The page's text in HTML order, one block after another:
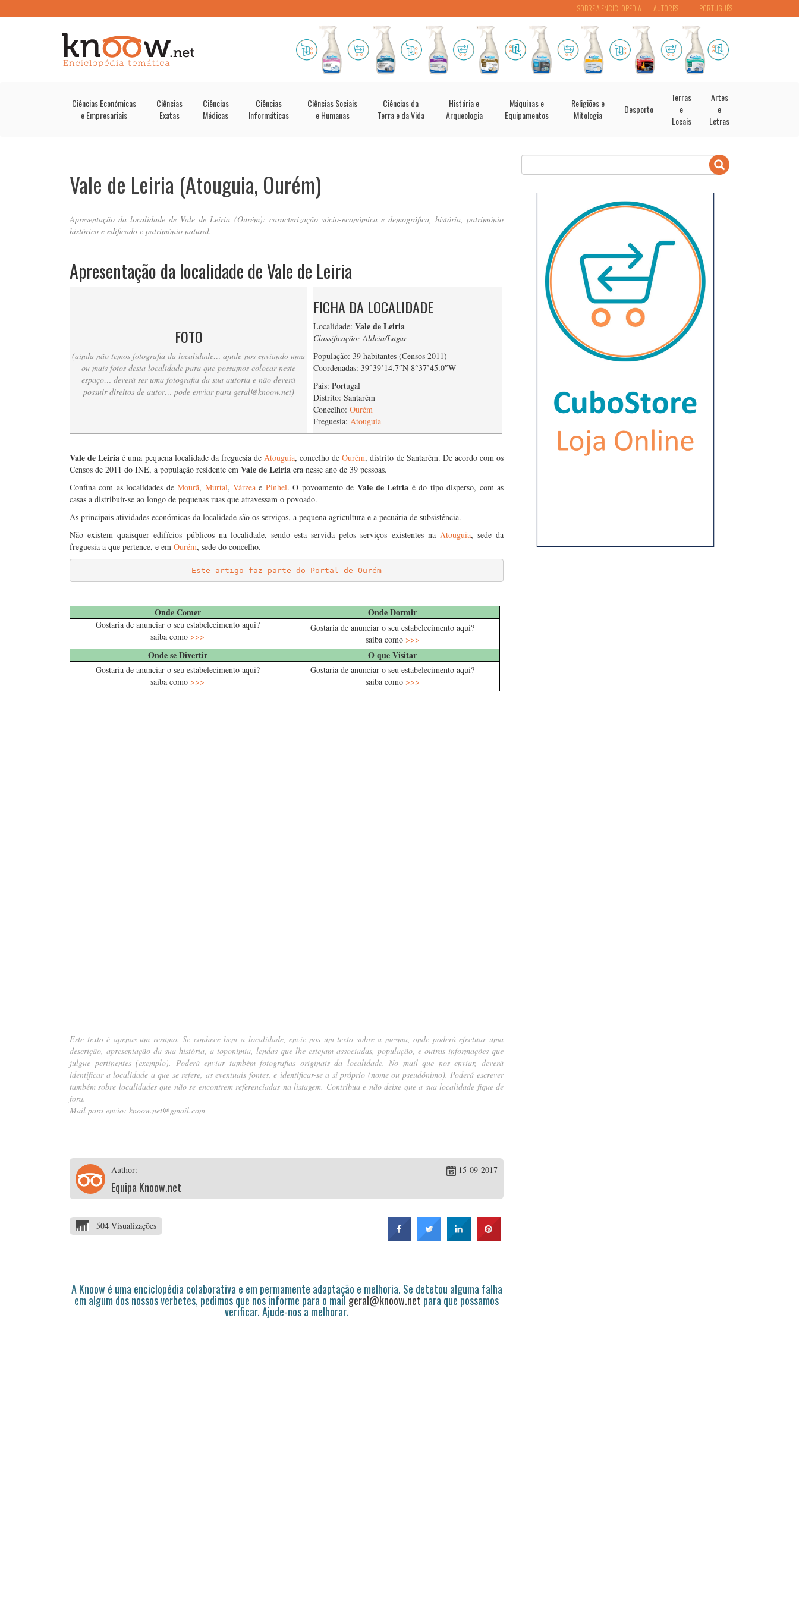
PORTUGUÊS
SOBRE A ENCICLOPÉDIA AUTORES
Ciências Económicas
e Empresariais
Ciências
Exatas
Ciências
Médicas
Ciências
Informáticas
Ciências Sociais
e Humanas
Ciências da
Terra e da Vida
História e
Arqueologia
Máquinas e
Equipamentos
Religiões e
Mitologia
Desporto
Terras
e
Locais
Artes
e
Letras
Vale de Leiria (Atouguia, Ourém)
Apresentação da localidade de Vale de Leiria (Ourém): caracterização sócio-económica e demográfica, história, património
histórico e edificado e património natural.
Apresentação da localidade de Vale de Leiria
FOTO
(ainda não temos fotografia da localidade… ajude-nos enviando uma
ou mais fotos desta localidade para que possamos colocar neste
espaço… deverá ser uma fotografia da sua autoria e não deverá
possuir direitos de autor… pode enviar para geral@knoow.net)
FICHA DA LOCALIDADE
Localidade: Vale de Leiria
Classificação: Aldeia/Lugar
População: 39 habitantes (Censos 2011)
Coordenadas: 39°39’14.7″N 8°37’45.0″W
País: Portugal
Distrito: Santarém
Concelho: Ourém
Freguesia: Atouguia
Vale de Leiria é uma pequena localidade da freguesia deAtouguia, concelho deOurém, distrito de Santarém. De acordo com os
Censos de 2011 do INE, a população residente em Vale de Leiria era nesse ano de 39 pessoas.
Confina com as localidades deMourã, Murtal,Várzea e Pinhel. O povoamento de Vale de Leiria é do tipo disperso, com as
casas a distribuir-se ao longo de pequenas ruas que atravessam o povoado.
As principais atividades económicas da localidade são os serviços, a pequena agricultura e a pecuária de subsistência.
Não existem quaisquer edifícios públicos na localidade, sendo esta servida pelos serviços existentes na Atouguia, sede da
freguesia a que pertence, e em Ourém, sede do concelho.
Este artigo faz parte do Portal de Ourém
Onde Comer Onde Dormir
Gostaria de anunciar o seu estabelecimento aqui?
saiba como >>>
Gostaria de anunciar o seu estabelecimento aqui?
saiba como >>>
Onde se Divertir O que Visitar
Gostaria de anunciar o seu estabelecimento aqui?
saiba como >>>
Gostaria de anunciar o seu estabelecimento aqui?
saiba como >>>
Este texto é apenas um resumo. Se conhece bem a localidade, envie-nos um texto sobre a mesma, onde poderá efectuar uma
descrição, apresentação da sua história, a toponímia, lendas que lhe estejam associadas, população, e outras informações que
julgue pertinentes (exemplo). Poderá enviar também fotografias originais da localidade. No mail que nos enviar, deverá
identificar a localidade a que se refere, as eventuais fontes, e identificar-se a si próprio (nome ou pseudónimo). Poderá escrever
também sobre localidades que não se encontrem referenciadas na listagem. Contribua e não deixe que a sua localidade fique de
fora.
Mail para envio: knoow.net@gmail.com
Author:
Equipa Knoow.net
15-09-2017
504 Visualizações
A Knoow é uma enciclopédia colaborativa e em permamente adaptação e melhoria. Se detetou alguma falha
em algum dos nossos verbetes, pedimos que nos informe para o mail geral@knoow.net para que possamos
verificar. Ajude-nos a melhorar.